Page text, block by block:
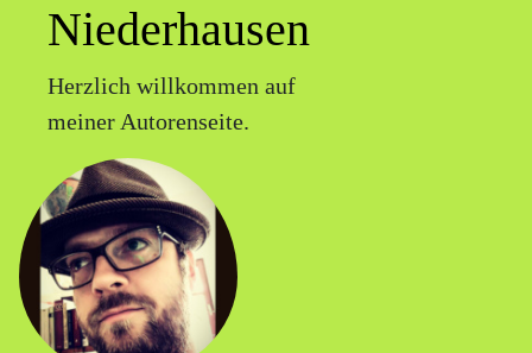
Niederhausen
Herzlich willkommen auf
meiner Autorenseite.